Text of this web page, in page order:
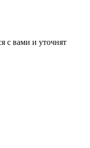
с вами и уточнят